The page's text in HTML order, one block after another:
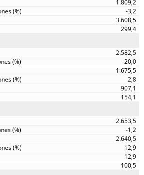
1.809,2
-3,2
3.608,5
299,4
2.582,5
-20,0
1.675,5
2,8
907,1
154,1
2.653,5
-1,2
2.640,5
12,9
12,9
100,5